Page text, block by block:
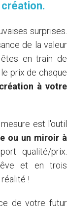
.
surprises.
de la valeur
en train de
prix de chaque
à votre
est l'outil
ou un miroir à
qualité/prix.
et en trois
!
de votre futur